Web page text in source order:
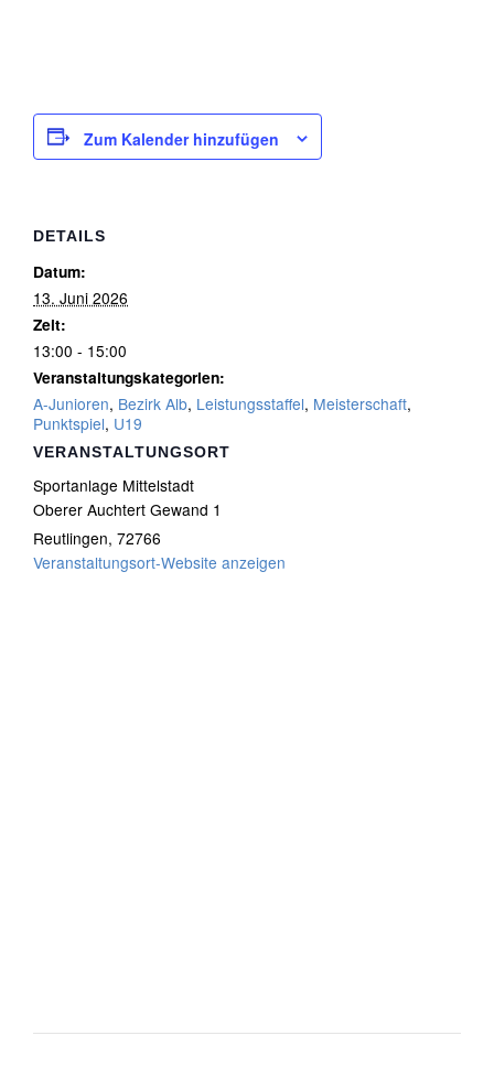
Zum Kalender hinzufügen
DETAILS
Datum:
13. Juni 2026
Zeit:
13:00 - 15:00
Veranstaltungskategorien:
A-Junioren, Bezirk Alb, Leistungsstaffel, Meisterschaft,
Punktspiel, U19
VERANSTALTUNGSORT
Sportanlage Mittelstadt
Oberer Auchtert Gewand 1
Reutlingen, 72766
Veranstaltungsort-Website anzeigen